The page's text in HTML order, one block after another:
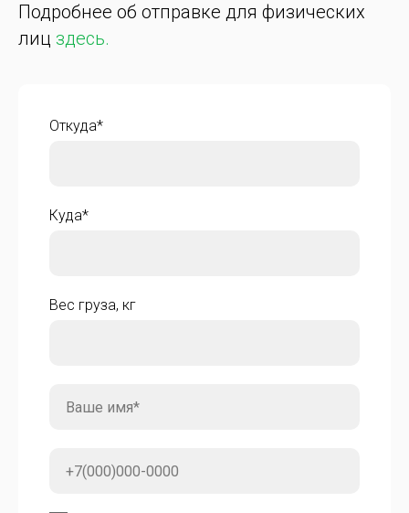
Подробнее об отправке для физических
лиц здесь.
Откуда*
Куда*
Вес груза, кг